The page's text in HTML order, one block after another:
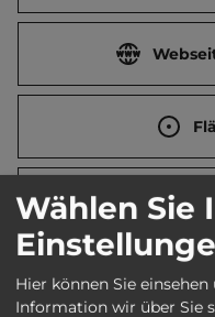
Wählen Sie
Hier können Sie
Information wir über Sie